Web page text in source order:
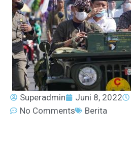
Superadmin Juni 8, 2022
No Comments
Berita